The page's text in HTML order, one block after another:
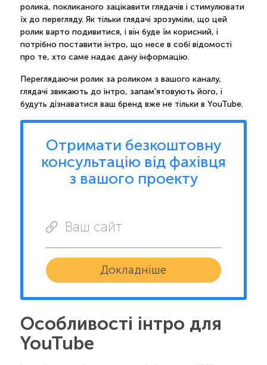
ролика, покликаного зацікавити глядачів і стимулювати
їх до перегляду. Як тільки глядачі зрозуміли, що цей
ролик варто подивитися, і він буде їм корисний, і
потрібно поставити інтро, що несе в собі відомості
про те, хто саме надає дану інформацію.
Переглядаючи ролик за роликом з вашого каналу,
глядачі звикають до інтро, запам'ятовують його, і
будуть дізнаватися ваш бренд вже не тільки в YouTube.
Отримати безкоштовну
консультацію від фахівця
з вашого проекту
Ваш сайт
Докладніше
Особливості інтро для
YouTube